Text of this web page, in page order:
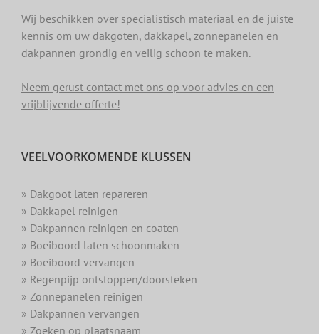
Wij beschikken over specialistisch materiaal en de juiste
kennis om uw dakgoten, dakkapel, zonnepanelen en
dakpannen grondig en veilig schoon te maken.
Neem gerust contact met ons op voor advies en een
vrijblijvende offerte!
VEELVOORKOMENDE KLUSSEN
» Dakgoot laten repareren
» Dakkapel reinigen
» Dakpannen reinigen en coaten
» Boeiboord laten schoonmaken
» Boeiboord vervangen
» Regenpijp ontstoppen/doorsteken
» Zonnepanelen reinigen
» Dakpannen vervangen
» Zoeken op plaatsnaam